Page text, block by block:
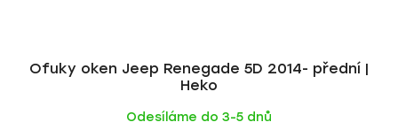
Ofuky oken Jeep Renegade 5D 2014- přední |
Heko
Odesíláme do 3-5 dnů